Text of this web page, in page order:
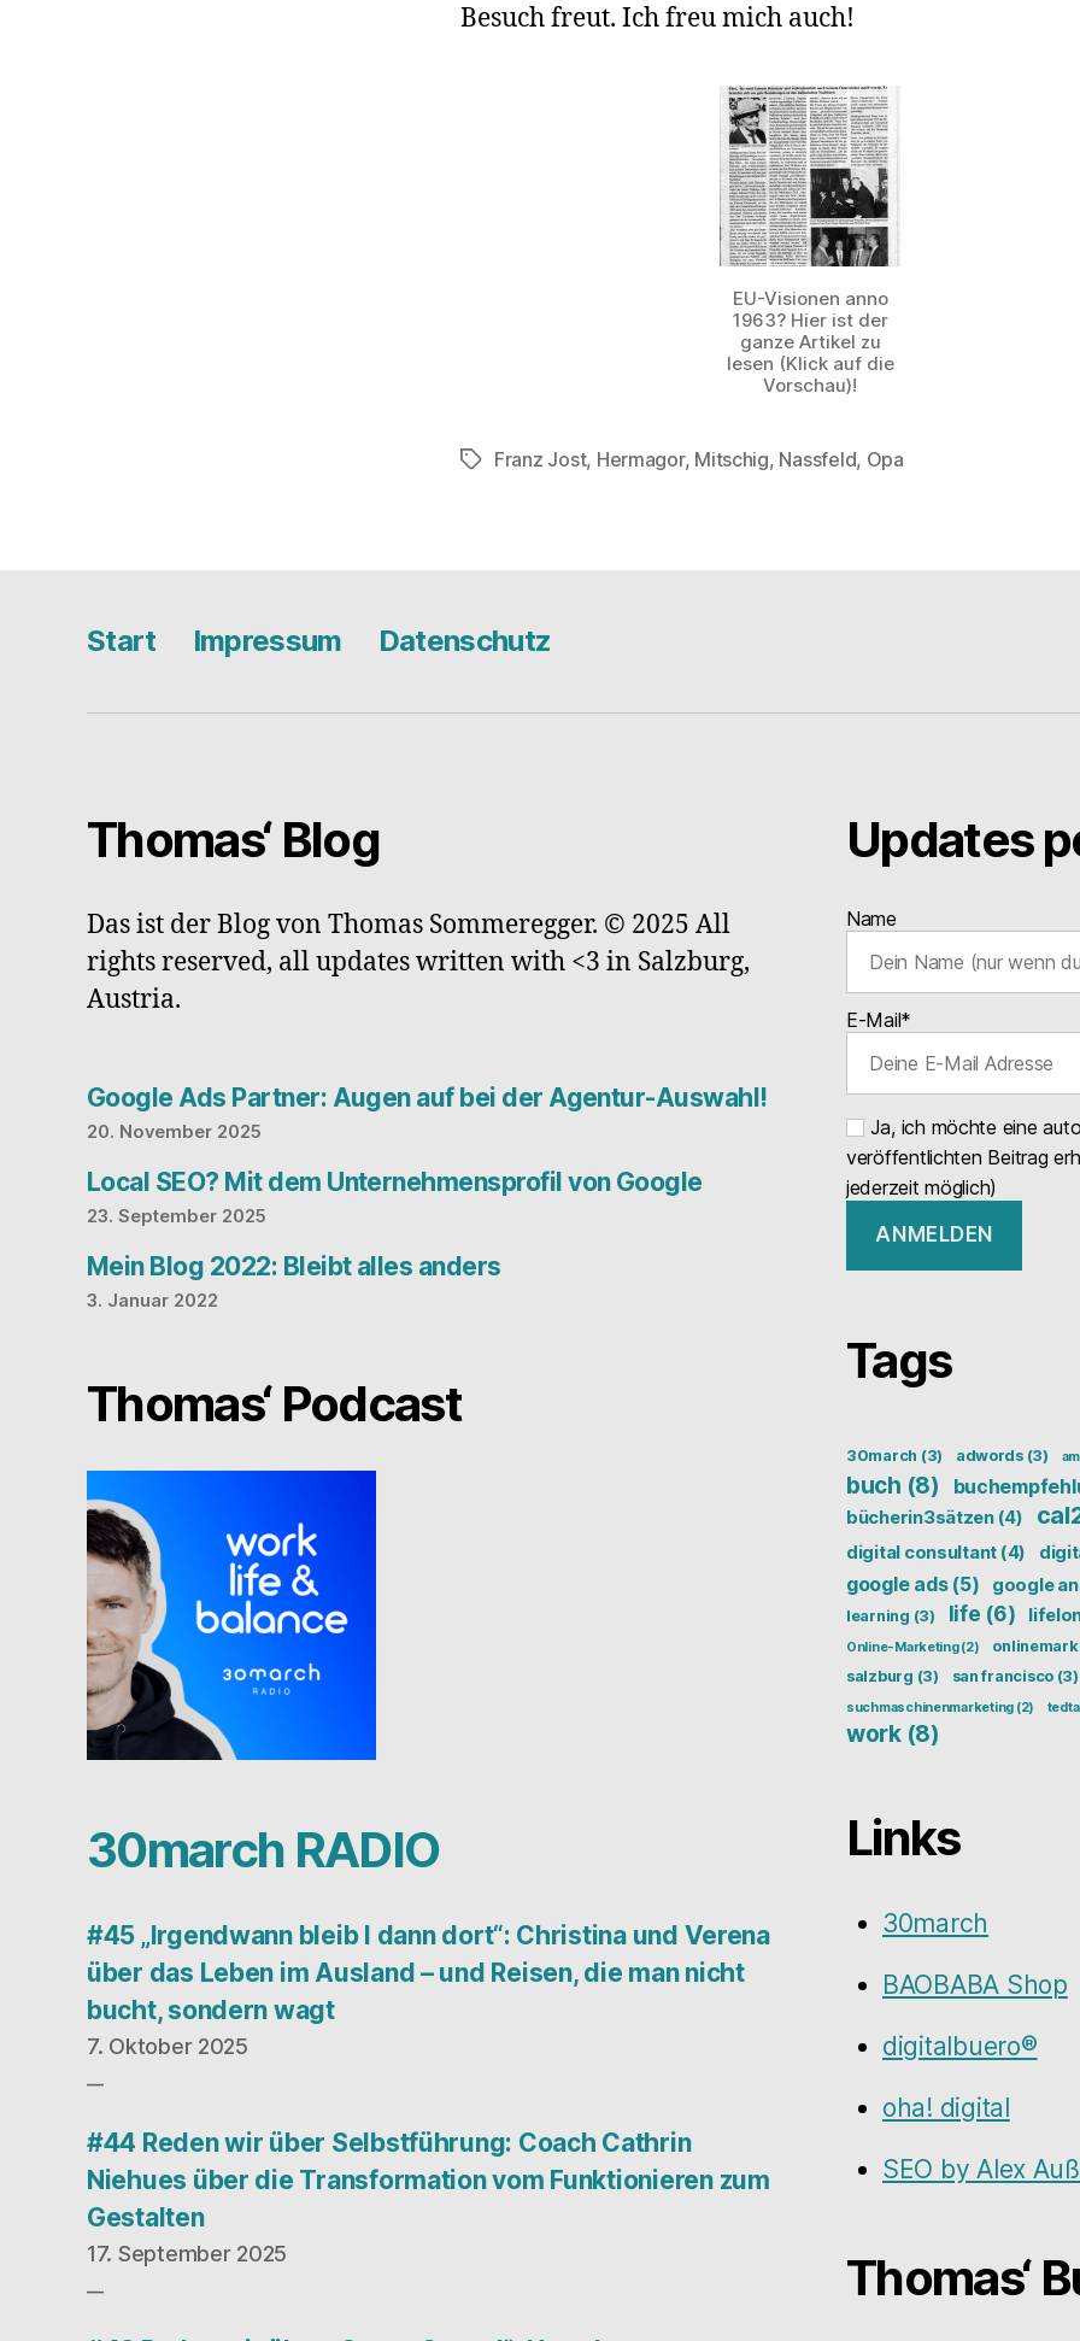
Besuch freut. Ich freu mich auch!
EU-Visionen anno
1963? Hier ist der
ganze Artikel zu
lesen (Klick auf die
Vorschau)!
Schlagwörter
Franz Jost, Hermagor, Mitschig, Nassfeld, Opa
Start Impressum Datenschutz
Thomas‘ Blog
Das ist der Blog von Thomas Sommeregger. © 2025 All
rights reserved, all updates written with <3 in Salzburg,
Austria.
Google Ads Partner: Augen auf bei der Agentur-Auswahl!
20. November 2025
Local SEO? Mit dem Unternehmensprofil von Google
23. September 2025
Mein Blog 2022: Bleibt alles anders
3. Januar 2022
Thomas‘ Podcast
30march RADIO
#45 „Irgendwann bleib I dann dort“: Christina und Verena
über das Leben im Ausland – und Reisen, die man nicht
bucht, sondern wagt
7. Oktober 2025
#44 Reden wir über Selbstführung: Coach Cathrin
Niehues über die Transformation vom Funktionieren zum
Gestalten
17. September 2025
Updates
Name
E-Mail*
Ja, ich möchte eine
veröffentlichten Beitrag
jederzeit möglich)
Tags
30march (3) adwords(3)
buch (8)
bücherin3sätzen(4)
digital consultant (4)
google ads(5) google
learning (3) life (6)
Online-Marketing(2)
salzburg (3) san francisco (3)
suchmaschinenmarketing (2)
work(8)
Links
30march
BAOBABA Shop
digitalbuero®
oha! digital
SEO by Alex
Thomas‘